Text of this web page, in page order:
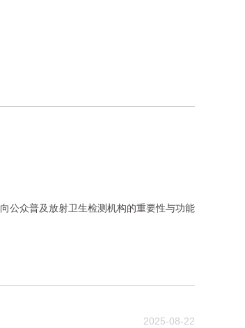
向公众普及放射卫生检测机构的重要性与功能
2025-08-22